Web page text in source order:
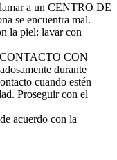
a un CENTRO DE
se encuentra mal.
la piel: lavar con
CON
durante
cuando estén
Proseguir con el
acuerdo con la